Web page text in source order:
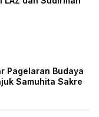
Pagelaran Budaya
Samuhita Sakre